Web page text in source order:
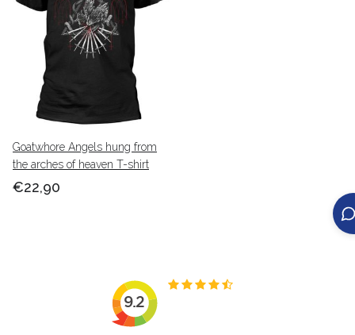
Goatwhore Angels hung from
the arches of heaven T-shirt
€22,90